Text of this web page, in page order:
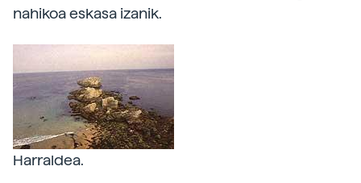
nahikoa eskasa izanik.
Harraldea.